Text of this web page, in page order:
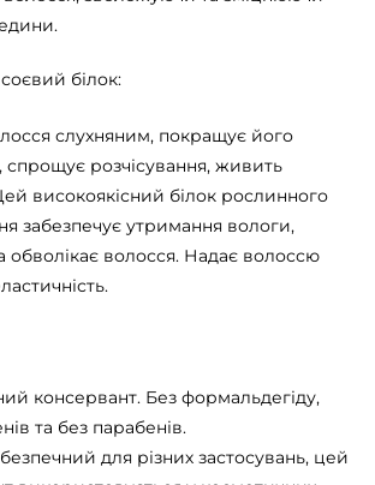
білок:
слухняним, покращує його
спрощує розчісування, живить
високоякісний білок рослинного
забезпечує утримання вологи,
обволікає волосся. Надає волоссю
консервант. Без формальдегіду,
та без парабенів.
для різних застосувань, цей